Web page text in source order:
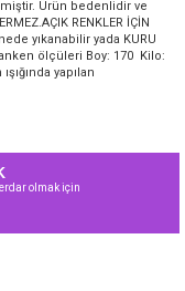
Ürün bedenlidir ve
RENKLER İÇİN
yıkanabilir yada KURU
ölçüleri Boy: 170 Kilo:
yapılan
olmak için